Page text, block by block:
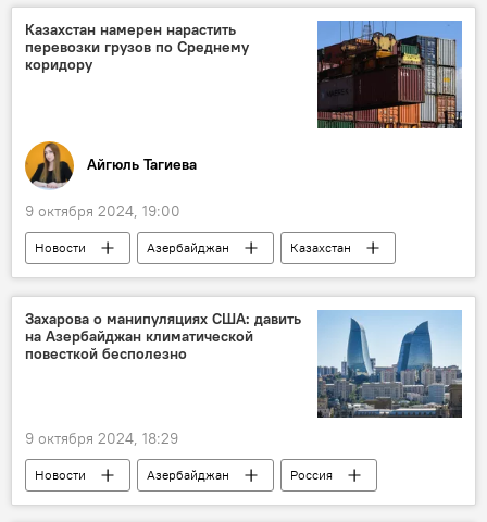
Казахстан намерен нарастить
перевозки грузов по Среднему
коридору
Айгюль Тагиева
9 октября 2024, 19:00
Новости Азербайджан
Казахстан
Каспийское море
Грузоперевозки
Транскаспийский международный транспортный маршрут
Черное море
Логистика
Захарова о манипуляциях США: давить
на Азербайджан климатической
повесткой бесполезно
9 октября 2024, 18:29
Новости Азербайджан
Россия
Политика
Южный Кавказ
США